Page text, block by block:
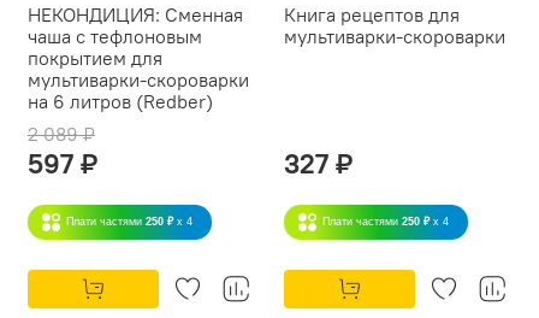
НЕКОНДИЦИЯ: Сменная
чаша с тефлоновым
покрытием для
мультиварки-скороварки
на 6 литров (Redber)
2 089 ₽
597 ₽
Плати частями 250 ₽ x 4
Книга рецептов для
мультиварки-скороварки
327 ₽
Плати частями 250 ₽ x 4